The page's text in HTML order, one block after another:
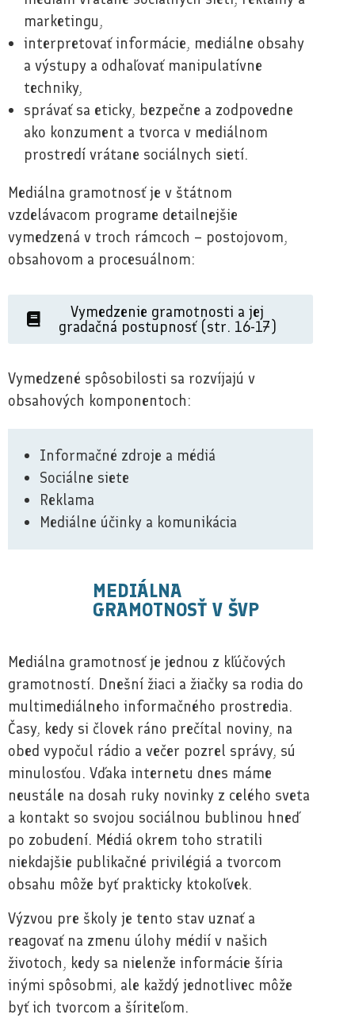
marketingu,
interpretovať informácie, mediálne obsahy
a výstupy a odhaľovať manipulatívne
techniky,
správať sa eticky, bezpečne a zodpovedne
ako konzument a tvorca v mediálnom
prostredí vrátane sociálnych sietí.
Mediálna gramotnosť je v štátnom
vzdelávacom programe detailnejšie
vymedzená v troch rámcoch – postojovom,
obsahovom a procesuálnom:
Vymedzenie gramotnosti a jej
gradačná postupnosť (str. 16-17)
Vymedzené spôsobilosti sa rozvíjajú v
obsahových komponentoch:
Informačné zdroje a médiá
Sociálne siete
Reklama
Mediálne účinky a komunikácia
MEDIÁLNA
GRAMOTNOSŤ V ŠVP
Mediálna gramotnosť je jednou z kľúčových
gramotností. Dnešní žiaci a žiačky sa rodia do
multimediálneho informačného prostredia.
Časy, kedy si človek ráno prečítal noviny, na
obed vypočul rádio a večer pozrel správy, sú
minulosťou. Vďaka internetu dnes máme
neustále na dosah ruky novinky z celého sveta
a kontakt so svojou sociálnou bublinou hneď
po zobudení. Médiá okrem toho stratili
niekdajšie publikačné privilégiá a tvorcom
obsahu môže byť prakticky ktokoľvek.
Výzvou pre školy je tento stav uznať a
reagovať na zmenu úlohy médií v našich
životoch, kedy sa nielenže informácie šíria
inými spôsobmi, ale každý jednotlivec môže
byť ich tvorcom a šíriteľom.